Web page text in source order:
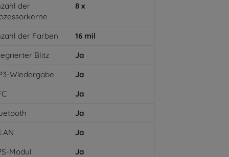
der
8 x
der Farben 16 mil
Blitz
Ja
Wiedergabe
Ja
Ja
Ja
Ja
Modul
Ja